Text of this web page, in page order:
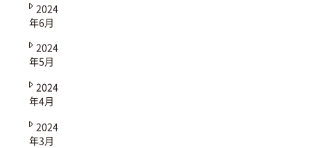
2024
年6月
2024
年5月
2024
年4月
2024
年3月